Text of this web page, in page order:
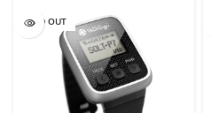
SOLD OUT